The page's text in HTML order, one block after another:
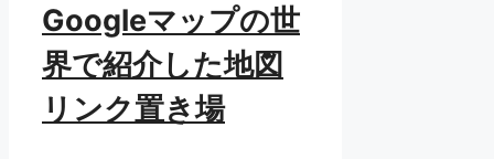
Googleマップの世
界で紹介した地図
リンク置き場